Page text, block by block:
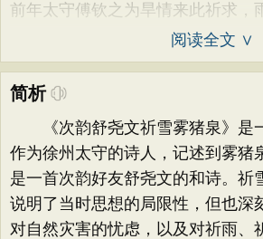
前年太守傅钦之为旱情来此祈求，
阅读全文 ∨
简析
《次韵舒尧文祈雪雾猪泉》是
作为徐州太守的诗人，记述到雾猪
是一首次韵好友舒尧文的和诗。祈
说明了当时思想的局限性，但也深
对自然灾害的忧虑，以及对祈雨、